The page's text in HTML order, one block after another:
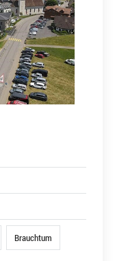
Brauchtum